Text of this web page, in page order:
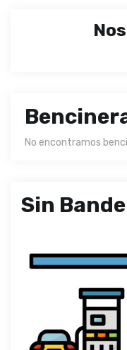
No encontramos
Sin